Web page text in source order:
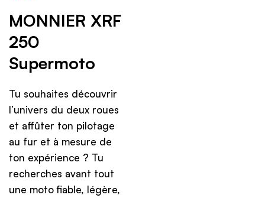
MONNIER XRF
250
Supermoto
Tu souhaites découvrir
l’univers du deux roues
et affûter ton pilotage
au fur et à mesure de
ton expérience ? Tu
recherches avant tout
une moto fiable, légère,